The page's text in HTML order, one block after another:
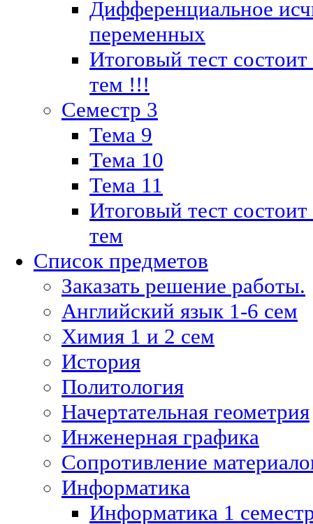
Дифференциальное
переменных
Итоговый тест
тем !!!
Семестр 3
Тема 9
Тема 10
Тема 11
Итоговый тест
тем
Список предметов
Заказать решение работы.
Английский язык 1-6 сем
Химия 1 и 2 сем
История
Политология
Начертательная геометрия
Инженерная графика
Сопротивление
Информатика
Информатика 1